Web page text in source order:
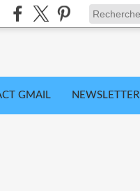
GMAIL NEWSLETTER